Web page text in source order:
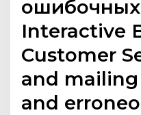
Interactive
Customer
and
and